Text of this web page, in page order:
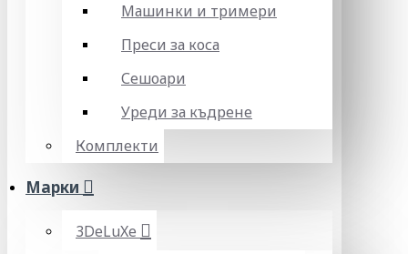
Машинки и тримери
Преси за коса
Сешоари
Уреди за къдрене
Комплекти
Марки
3DeLuXe